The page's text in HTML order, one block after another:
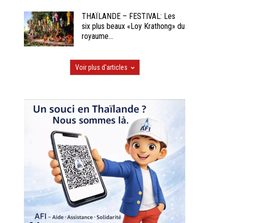
THAÏLANDE – FESTIVAL: Les
six plus beaux «Loy Krathong» du
royaume...
Voir plus d'articles